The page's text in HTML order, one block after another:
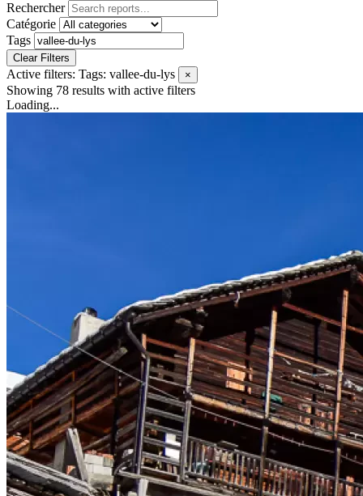
Rechercher
Catégorie
Tags
Clear Filters
Active filters: Tags: vallee-du-lys ×
Showing 78 results with active filters
Loading...